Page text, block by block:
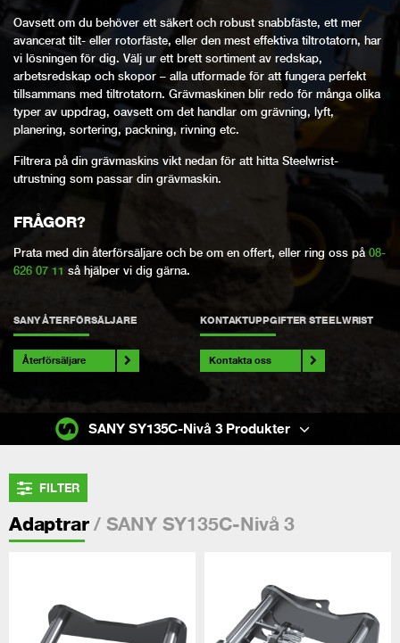
Oavsett om du behöver ett säkert och robust snabbfäste, ett mer
avancerat tilt- eller rotorfäste, eller den mest effektiva tiltrotatorn, har
vi lösningen för dig. Välj ur ett brett sortiment av redskap,
arbetsredskap och skopor – alla utformade för att fungera perfekt
tillsammans med tiltrotatorn. Grävmaskinen blir redo för många olika
typer av uppdrag, oavsett om det handlar om grävning, lyft,
planering, sortering, packning, rivning etc.
Filtrera på din grävmaskins vikt nedan för att hitta Steelwrist-
utrustning som passar din grävmaskin.
FRÅGOR?
Prata med din återförsäljare och be om en offert, eller ring oss på 08-
626 07 11 så hjälper vi dig gärna.
SANY ÅTERFÖRSÄLJARE
Återförsäljare
KONTAKTUPPGIFTER STEELWRIST
Kontakta oss
FILTER
Adaptrar/ SANY SY135C-Nivå 3
SANY SY135C-Nivå 3 Produkter